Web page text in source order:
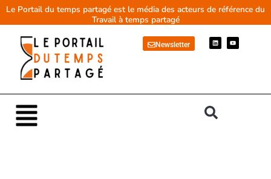
AllerLe Portail du temps partagé est le média des acteurs de référence du
Travail à temps partagé
Newsletter
L
i
n
Y
o
u
Main
Menu